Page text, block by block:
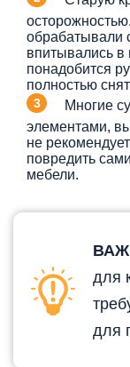
обрабатывали
впитывались
понадобится
полностью
Многие
элементами,
не
повредить
мебели.
для
для